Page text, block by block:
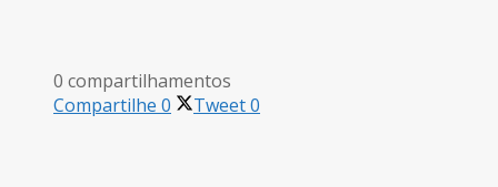
0 compartilhamentos
Compartilhe 0 Tweet0